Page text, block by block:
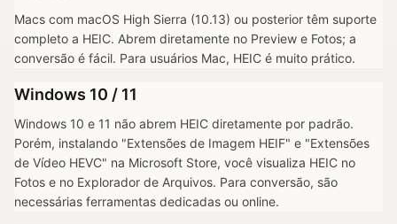
Macs com macOS High Sierra (10.13) ou posterior têm suporte
completo a HEIC. Abrem diretamente no Preview e Fotos; a
conversão é fácil. Para usuários Mac, HEIC é muito prático.
Windows 10 / 11
Windows 10 e 11 não abrem HEIC diretamente por padrão.
Porém, instalando "Extensões de Imagem HEIF" e "Extensões
de Vídeo HEVC" na Microsoft Store, você visualiza HEIC no
Fotos e no Explorador de Arquivos. Para conversão, são
necessárias ferramentas dedicadas ou online.